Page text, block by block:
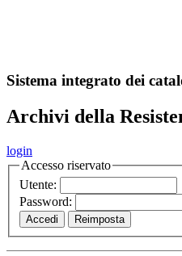
Sistema integrato dei
Archivi della
login
Accesso riservato
Utente:
Password: